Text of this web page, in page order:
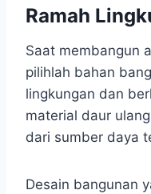
Ramah
Saat membangun
pilihlah bahan
lingkungan dan
material daur
dari sumber daya
Desain bangunan